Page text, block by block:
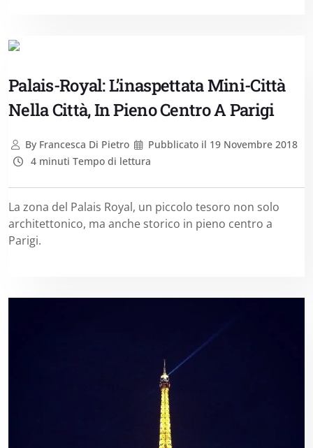
Palais-Royal: L’inaspettata Mini-Città
Nella Città, In Pieno Centro A Parigi
ByFrancesca Di Pietro Pubblicato il 19 Novembre 2018
4 minuti Tempo di lettura
La zona del Palais Royal, un piccolo tesoro non solo
architettonico, ma anche storico in pieno centro a
Parigi.